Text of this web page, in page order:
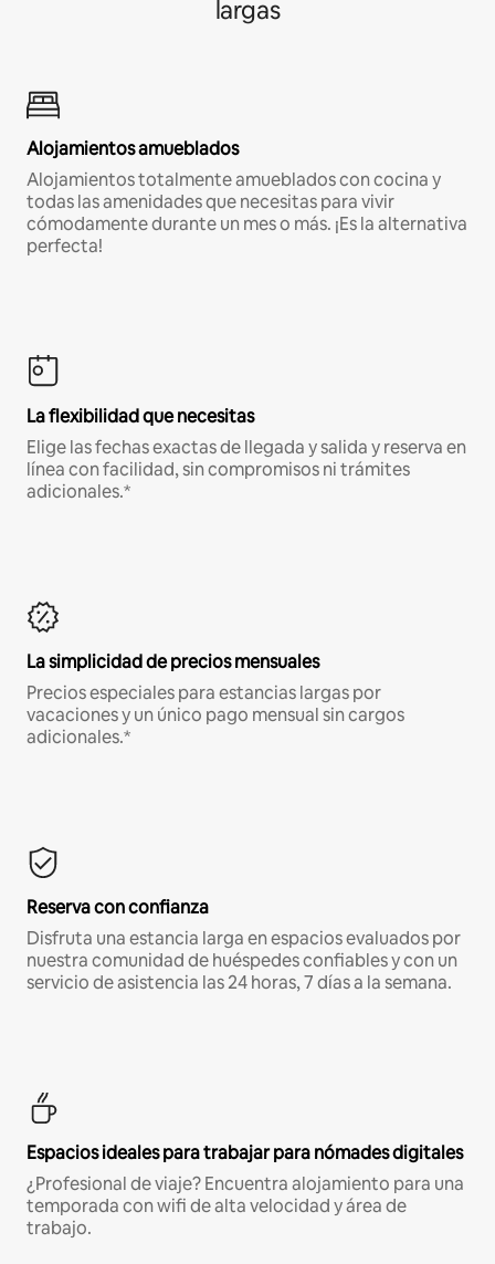
largas
Alojamientos amueblados
Alojamientos totalmente amueblados con cocina y
todas las amenidades que necesitas para vivir
cómodamente durante un mes o más. ¡Es la alternativa
perfecta!
La flexibilidad que necesitas
Elige las fechas exactas de llegada y salida y reserva en
línea con facilidad, sin compromisos ni trámites
adicionales.*
La simplicidad de precios mensuales
Precios especiales para estancias largas por
vacaciones y un único pago mensual sin cargos
adicionales.*
Reserva con confianza
Disfruta una estancia larga en espacios evaluados por
nuestra comunidad de huéspedes confiables y con un
servicio de asistencia las 24 horas, 7 días a la semana.
Espacios ideales para trabajar para nómades digitales
¿Profesional de viaje? Encuentra alojamiento para una
temporada con wifi de alta velocidad y área de
trabajo.